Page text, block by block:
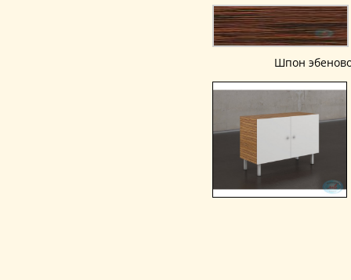
Шпон